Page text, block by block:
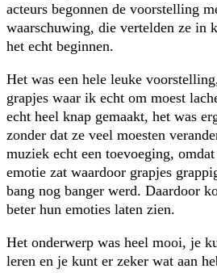
acteurs begonnen de voorstelling
waarschuwing, die vertelden ze in
het echt beginnen.
Het was een hele leuke
grapjes waar ik echt om moest
echt heel knap gemaakt, het was
zonder dat ze veel moesten
muziek echt een toevoeging,
emotie zat waardoor grapjes
bang nog banger werd. Daardoor
beter hun emoties laten zien.
Het onderwerp was heel mooi, je
leren en je kunt er zeker wat aan